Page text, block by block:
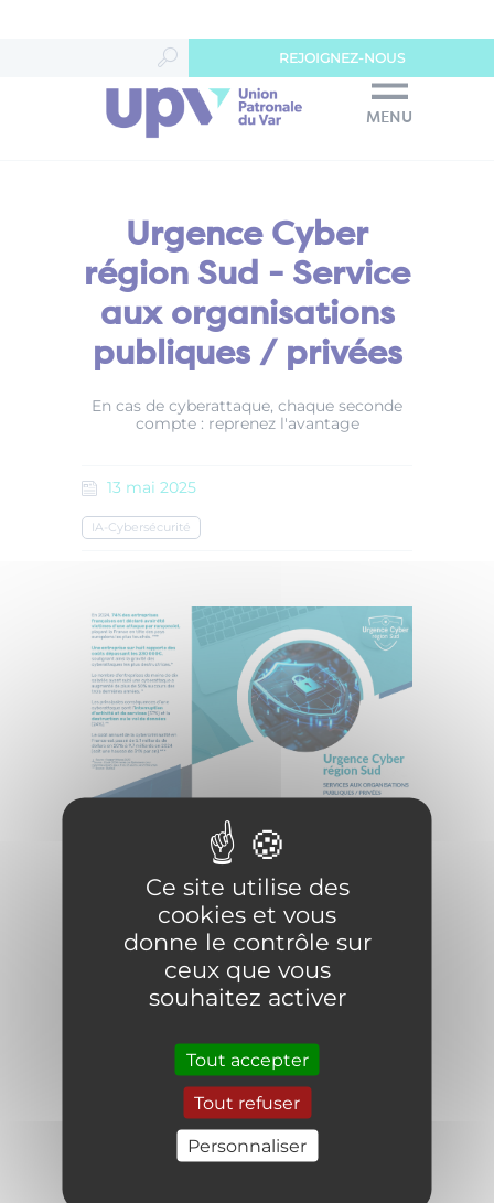
MENU
REJOIGNEZ-NOUS
Urgence Cyber
région Sud - Service
aux organisations
publiques / privées
En cas de cyberattaque, chaque seconde
compte : reprenez l'avantage
13 mai 2025
IA-Cybersécurité
Ce site utilise des
cookies et vous
donne le contrôle sur
ceux que vous
souhaitez activer
Tout accepter
Tout refuser
Personnaliser